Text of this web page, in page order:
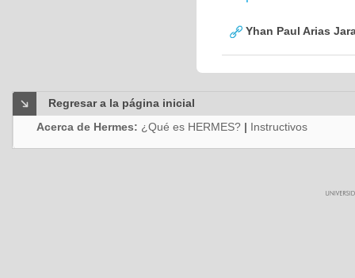
Yhan Paul Arias
Regresar a la página inicial
Acerca de Hermes: ¿Qué es HERMES? | Instructivos